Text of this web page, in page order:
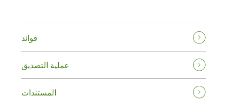
فوائد
عملية التصديق
المستندات